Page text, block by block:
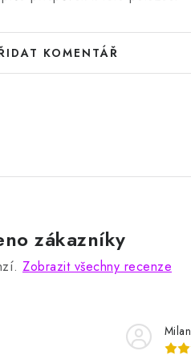
KOMENTÁŘ
zákazníky
Zobrazit všechny recenze
Milan